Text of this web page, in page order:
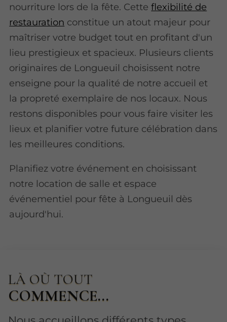
nourriture lors de la fête. Cetteflexibilité de
restauration constitue un atout majeur pour
maîtriser votre budget tout en profitant d'un
lieu prestigieux et spacieux. Plusieurs clients
originaires de Longueuil choisissent notre
enseigne pour la qualité de notre accueil et
la propreté exemplaire de nos locaux. Nous
restons disponibles pour vous faire visiter les
lieux et planifier votre future célébration dans
les meilleures conditions.
Planifiez votre événement en choisissant
notre location de salle et espace
événementiel pour fête à Longueuil dès
aujourd'hui.
LÀ OÙ TOUT
COMMENCE...